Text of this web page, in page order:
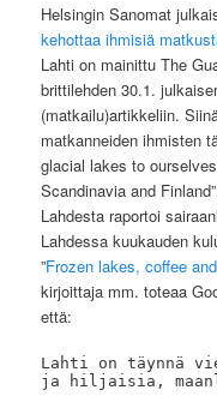
Helsingin Sanomat
kehottaa ihmisiä
Lahti on mainittu The
brittilehden 30.1.
(matkailu)artikkeliin.
matkanneiden ihmisten
glacial lakes to
Scandinavia and Finland”
Lahdesta raportoi
Lahdessa kuukauden
”Frozen lakes, coffee
kirjoittaja mm. toteaa
että:
Lahti on täynnä
ja hiljaisia,